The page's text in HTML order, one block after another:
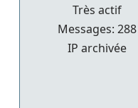
Très actif
Messages: 288
IP archivée